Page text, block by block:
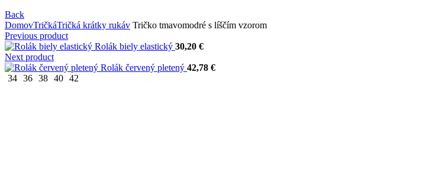
Back
DomovTričkáTričká krátky rukáv Tričko tmavomodré s líščím vzorom
Previous product
Rolák biely elastický 30,20 €
Next product
Rolák červený pletený 42,78 €
34 36 38 40 42